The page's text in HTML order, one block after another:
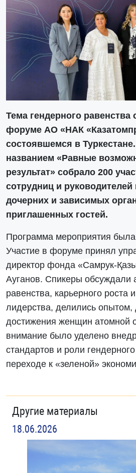
Тема гендерного равенства
форуме АО «НАК
состоявшемся в
названием «Равные
результат» собрало 200
сотрудниц и руководителей
дочерних и зависимых
приглашенных гостей.
Программа мероприятия
Участие в форуме принял
директор фонда «Самрук-
Ауганов. Спикеры обсуждали
равенства, карьерного роста
лидерства, делились опытом,
достижения женщин атомной
внимание было уделено
стандартов и роли
переходе к «зеленой»
Другие материалы
18.06.2026